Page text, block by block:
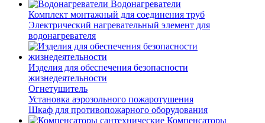
Водонагреватели
Комплект монтажный для соединения труб
Электрический нагревательный элемент для
водонагревателя
Изделия для обеспечения безопасности
жизнедеятельности
Огнетушитель
Установка аэрозольного пожаротушения
Шкаф для противопожарного оборудования
Компенсаторы